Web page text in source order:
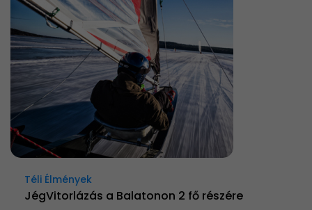
Téli Élmények
JégVitorlázás a Balatonon 2 fő részére